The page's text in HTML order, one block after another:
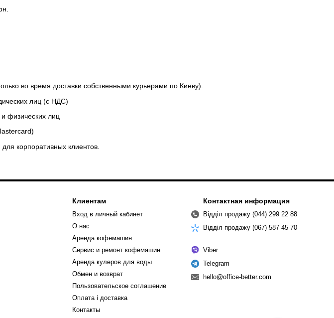
во время доставки собственными курьерами по Киеву).
лиц (с НДС)
физических лиц
корпоративных клиентов.
Клиентам
Вход в личный кабинет
О нас
Аренда кофемашин
Сервис и ремонт кофемашин
Аренда кулеров для воды
Обмен и возврат
Пользовательское соглашение
Оплата і доставка
Контакты
Контактная информация
Відділ продажу (044) 299 22 88
Відділ продажу (067) 587 45 70
Viber
Telegram
hello@office-better.com